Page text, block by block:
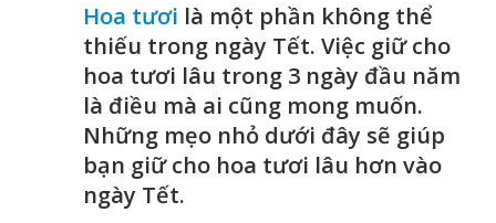
Hoa tươi là một phần không thể
thiếu trong ngày Tết. Việc giữ cho
hoa tươi lâu trong 3 ngày đầu năm
là điều mà ai cũng mong muốn.
Những mẹo nhỏ dưới đây sẽ giúp
bạn giữ cho hoa tươi lâu hơn vào
ngày Tết.